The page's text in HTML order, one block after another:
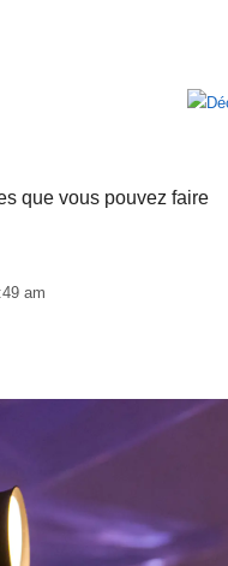
que vous pouvez faire
am